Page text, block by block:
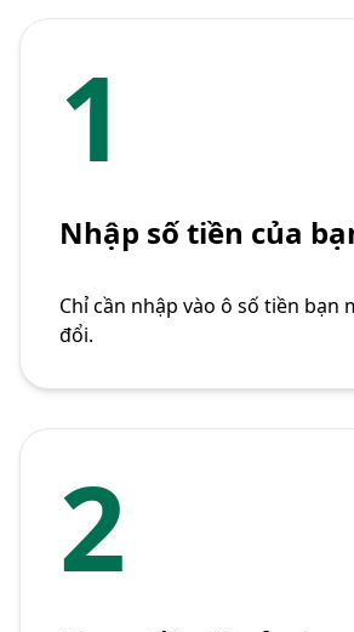
1
Nhập số tiền của
Chỉ cần nhập vào ô số tiền bạn
đổi.
2